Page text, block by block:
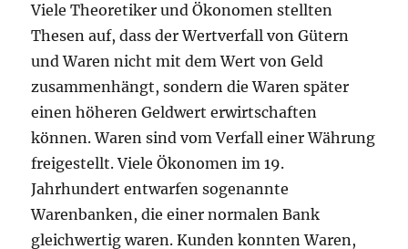
Viele Theoretiker und Ökonomen stellten
Thesen auf, dass der Wertverfall von Gütern
und Waren nicht mit dem Wert von Geld
zusammenhängt, sondern die Waren später
einen höheren Geldwert erwirtschaften
können. Waren sind vom Verfall einer Währung
freigestellt. Viele Ökonomen im 19.
Jahrhundert entwarfen sogenannte
Warenbanken, die einer normalen Bank
gleichwertig waren. Kunden konnten Waren,